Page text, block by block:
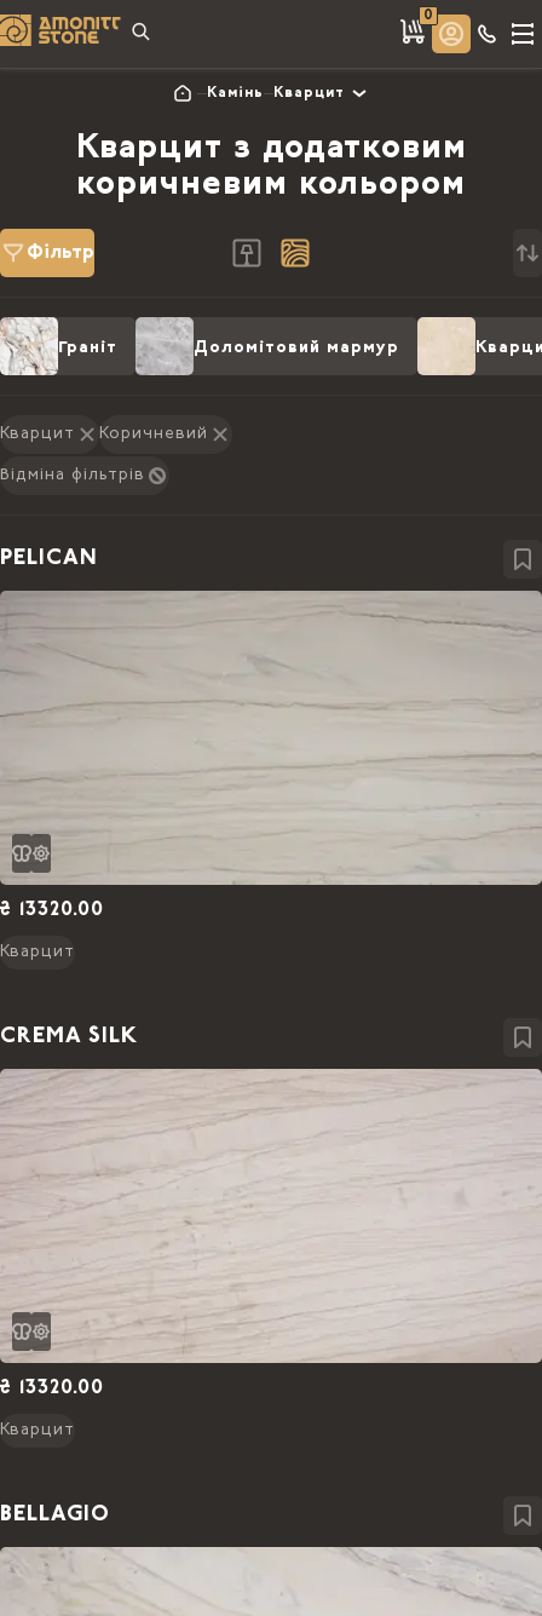
0
Камінь Кварцит
Кварцит з додатковим
коричневим кольором
Фільтр
Граніт Доломітовий мармур
Кварцит Коричневий
Відміна фільтрів
PELICAN
₴ 13320.00
Кварцит
CREMA SILK
₴ 13320.00
Кварцит
BELLAGIO